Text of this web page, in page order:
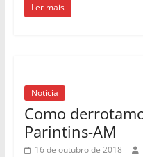
Ler mais
Notícia
Como
Parintins-AM
16 de outubro de 2018